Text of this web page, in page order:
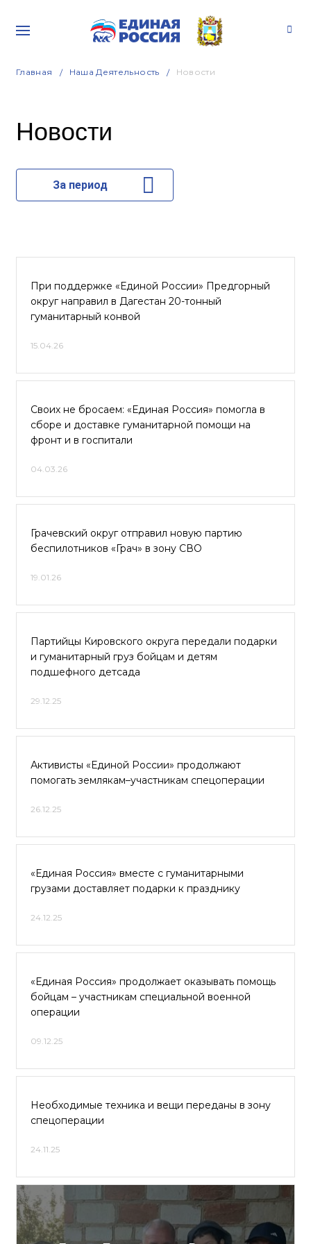
Главная Наша Деятельность Новости
Новости
За период
При поддержке «Единой России» Предгорный
округ направил в Дагестан 20-тонный
гуманитарный конвой
15.04.26
Своих не бросаем: «Единая Россия» помогла в
сборе и доставке гуманитарной помощи на
фронт и в госпитали
04.03.26
Грачевский округ отправил новую партию
беспилотников «Грач» в зону СВО
19.01.26
Партийцы Кировского округа передали подарки
и гуманитарный груз бойцам и детям
подшефного детсада
29.12.25
Активисты «Единой России» продолжают
помогать землякам–участникам спецоперации
26.12.25
«Единая Россия» вместе с гуманитарными
грузами доставляет подарки к празднику
24.12.25
«Единая Россия» продолжает оказывать помощь
бойцам – участникам специальной военной
операции
09.12.25
Необходимые техника и вещи переданы в зону
спецоперации
24.11.25